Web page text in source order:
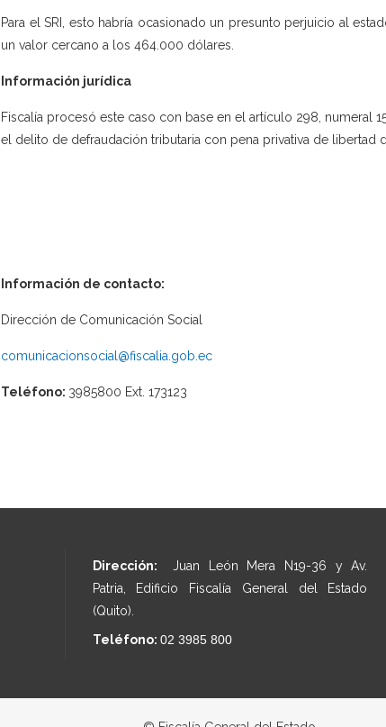
Para el SRI, esto habría ocasionado un presunto perjuicio al
un valor cercano a los 464.000 dólares.
Información jurídica
Fiscalía procesó este caso con base en el artículo 298, numeral
el delito de defraudación tributaria con pena privativa de libertad
Información de contacto:
Dirección de Comunicación Social
comunicacionsocial@fiscalia.gob.ec
Teléfono: 3985800 Ext. 173123
Dirección: Juan León Mera N19-36 y Av.
Patria, Edificio Fiscalía General del Estado
(Quito).
Teléfono: 02 3985 800